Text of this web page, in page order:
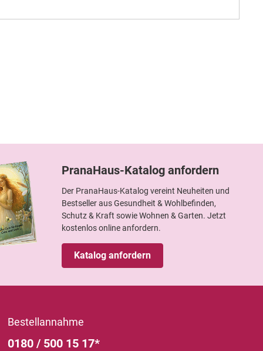
PranaHaus-Katalog anfordern
Der PranaHaus-Katalog vereint Neuheiten und
Bestseller aus Gesundheit & Wohlbefinden,
Schutz & Kraft sowie Wohnen & Garten. Jetzt
kostenlos online anfordern.
Katalog anfordern
Bestellannahme
0180 / 500 15 17*